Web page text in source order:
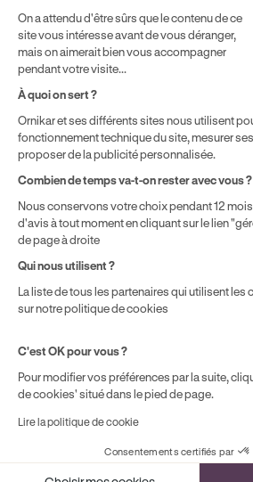
* Détail des conditions de nos offres
localisation géographique et du type de
achetez comme détaillé dans nos
Vente.
On a attendu d'être sûrs que le contenu de ce
site vous intéresse avant de vous déranger,
mais on aimerait bien vous accompagner
pendant votre visite...
À quoi on sert ?
Ornikar et ses différents sites nous utilisent
fonctionnement technique du site, mesurer
proposer de la publicité personnalisée.
Combien de temps va-t-on rester avec vous ?
Nous conservons votre choix pendant 12
d'avis à tout moment en cliquant sur le lien
de page à droite
Qui nous utilisent ?
La liste de tous les partenaires qui utilisent
sur notre politique de cookies
C'est OK pour vous ?
Pour modifier vos préférences par la suite,
de cookies' situé dans le pied de page.
Lire la politique de cookie
Consentements certifiés par
Cookies